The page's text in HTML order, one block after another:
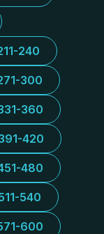
240
300
360
420
480
540
600